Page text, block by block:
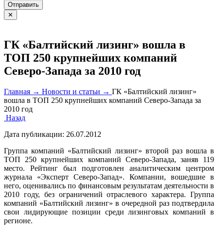
Отправить
✕
ГК «Балтийский лизинг» вошла в
ТОП 250 крупнейших компаний
Северо-Запада за 2010 год
Главная → Новости и статьи → ГК «Балтийский лизинг»
вошла в ТОП 250 крупнейших компаний Северо-Запада за
2010 год
Назад
Дата публикации: 26.07.2012
Группа компаний «Балтийский лизинг» второй раз вошла в
ТОП 250 крупнейших компаний Северо-Запада, заняв 119
место. Рейтинг был подготовлен аналитическим центром
журнала «Эксперт Северо-Запад». Компании, вошедшие в
него, оценивались по финансовым результатам деятельности в
2010 году, без ограничений отраслевого характера. Группа
компаний «Балтийский лизинг» в очередной раз подтвердила
свои лидирующие позиции среди лизинговых компаний в
регионе.